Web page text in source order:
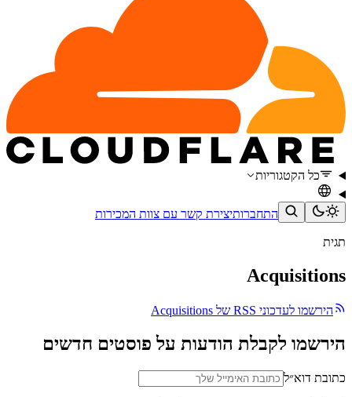
כל הקטגוריות
התחברותיצירת קשר עם צוות המכירות
תגית
Acquisitions
הירשמו לעדכוני RSS של Acquisitions
הירשמו לקבלת הודעות על פוסטים חדשים
כתובת דוא״ל